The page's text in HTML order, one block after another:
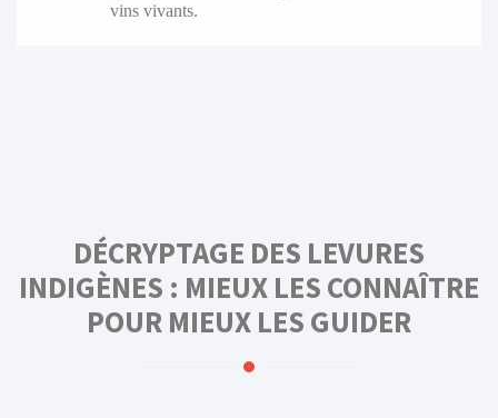
vins vivants.
DÉCRYPTAGE DES LEVURES
INDIGÈNES : MIEUX LES CONNAÎTRE
POUR MIEUX LES GUIDER